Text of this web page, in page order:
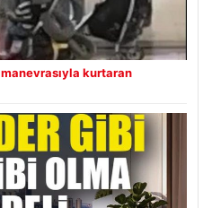
kurtaran